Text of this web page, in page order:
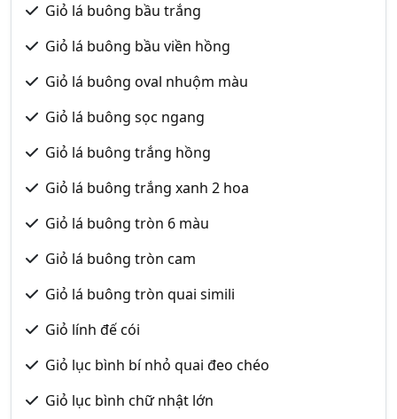
Giỏ lá buông bầu trắng
Giỏ lá buông bầu viền hồng
Giỏ lá buông oval nhuộm màu
Giỏ lá buông sọc ngang
Giỏ lá buông trắng hồng
Giỏ lá buông trắng xanh 2 hoa
Giỏ lá buông tròn 6 màu
Giỏ lá buông tròn cam
Giỏ lá buông tròn quai simili
Giỏ lính đế cói
Giỏ lục bình bí nhỏ quai đeo chéo
Giỏ lục bình chữ nhật lớn